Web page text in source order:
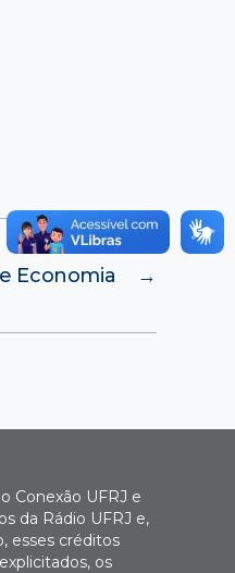
→
Economia
Conexão UFRJ e
da Rádio UFRJ e,
esses créditos
os